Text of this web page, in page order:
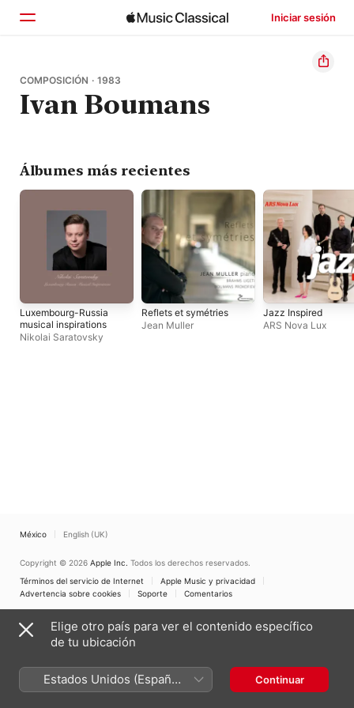
Iniciar sesión
Inicio
Explorar
COMPOSICIÓN · 1983
Ivan Boumans
Álbumes más recientes
Luxembourg-Russia
musical inspirations
Nikolai Saratovsky
Reflets et symétries
Jean Muller
Jazz Inspired
ARS Nova Lux
México English (UK)
Copyright © 2026 Apple Inc. Todos los derechos reservados.
Términos del servicio de Internet
Apple Music y privacidad
Advertencia sobre cookies
Soporte Comentarios
Elige otro país para ver el contenido específico
de tu ubicación
Estados Unidos (Español
México)
Continuar